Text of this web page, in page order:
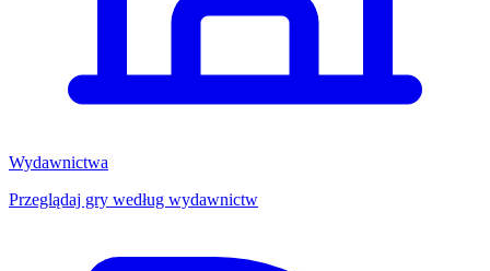
Wydawnictwa
Przeglądaj gry według wydawnictw